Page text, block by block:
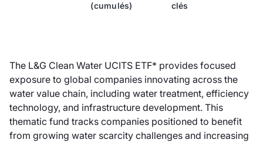
(cumulés) clés
The L&G Clean Water UCITS ETF* provides focused
exposure to global companies innovating across the
water value chain, including water treatment, efficiency
technology, and infrastructure development. This
thematic fund tracks companies positioned to benefit
from growing water scarcity challenges and increasing